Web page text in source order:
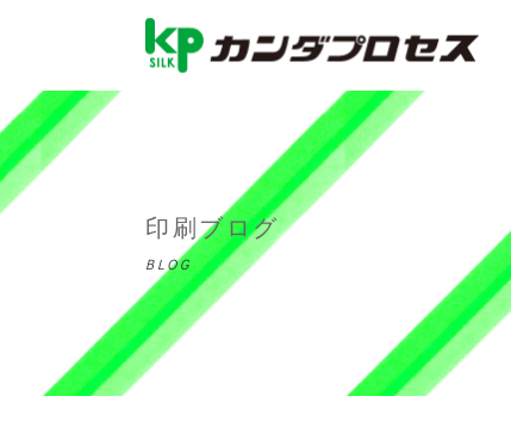
印刷ブログ
BLOG